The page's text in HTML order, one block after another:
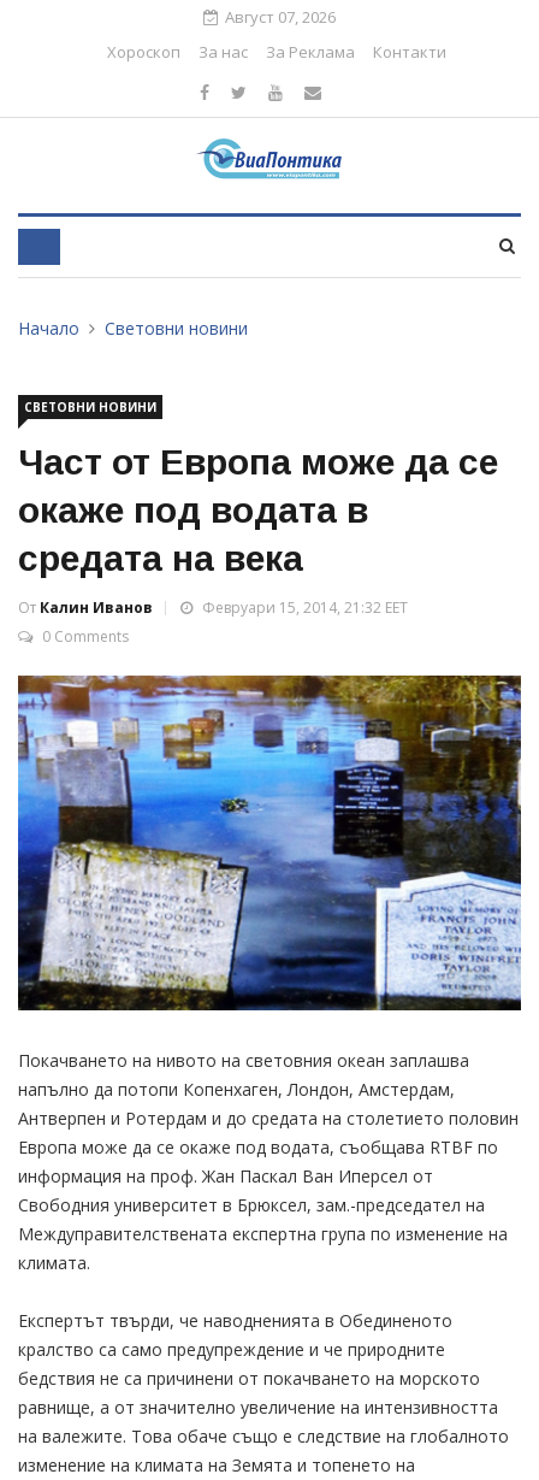
Август 07, 2026
Хороскоп
За нас За Реклама Контакти
Начало Световни новини
СВЕТОВНИ НОВИНИ
Част от Европа може да се
окаже под водата в
средата на века
От Калин Иванов
Февруари 15, 2014, 21:32 EET
0 Comments
Покачването на нивото на световния океан заплашва
напълно да потопи Копенхаген, Лондон, Амстердам,
Антверпен и Ротердам и до средата на столетието половин
Европа може да се окаже под водата, съобщава RTBF по
информация на проф. Жан Паскал Ван Иперсел от
Свободния университет в Брюксел, зам.-председател на
Междуправителствената експертна група по изменение на
климата.
Експертът твърди, че наводненията в Обединеното
кралство са само предупреждение и че природните
бедствия не са причинени от покачването на морското
равнище, а от значително увеличение на интензивността
на валежите. Това обаче също е следствие на глобалното
изменение на климата на Земята и топенето на